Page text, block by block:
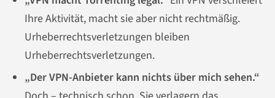
Ihre Aktivität, macht sie aber nicht rechtmäßig.
Urheberrechtsverletzungen bleiben
Urheberrechtsverletzungen.
„Der VPN-Anbieter kann nichts über mich sehen.“